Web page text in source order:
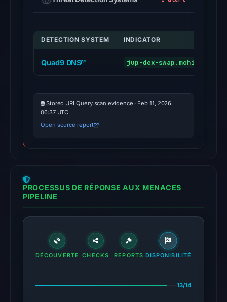
2026
1
snapshot
Aug
2026
at
Google
DETECTION SYSTEM INDICATOR
Quad9 DNS jup-dex-swap.mohimen.com
Stored URLQuery scan evidence · Feb 11, 2026
06:37 UTC
Open source report
PROCESSUS DE RÉPONSE AUX MENACES
PIPELINE
DÉCOUVERTE CHECKS REPORTS DISPONIBILITÉ
13/14